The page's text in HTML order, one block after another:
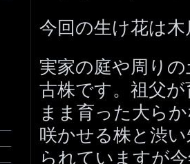
今回の生け花は
実家の庭や周り
古株です。祖父
まま育った大ら
咲かせる株と渋
られていますが